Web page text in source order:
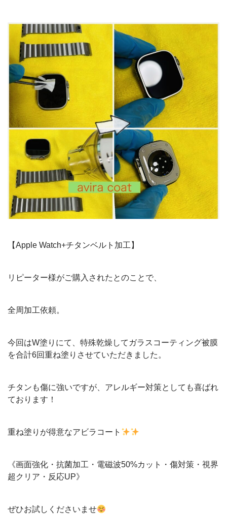
【Apple Watch+チタンベルト加工】
リピーター様がご購入されたとのことで、
全周加工依頼。
今回はW塗りにて、特殊乾燥してガラスコーティング被膜
を合計6回重ね塗りさせていただきました。
チタンも傷に強いですが、アレルギー対策としても喜ばれ
ております！
重ね塗りが得意なアビラコート
《画面強化・抗菌加工・電磁波50%カット・傷対策・視界
超クリア・反応UP》
ぜひお試しくださいませ